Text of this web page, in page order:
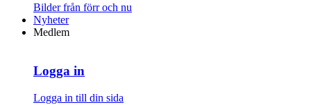
Bilder från förr och nu
Nyheter
Medlem
Logga in
Logga in till din sida